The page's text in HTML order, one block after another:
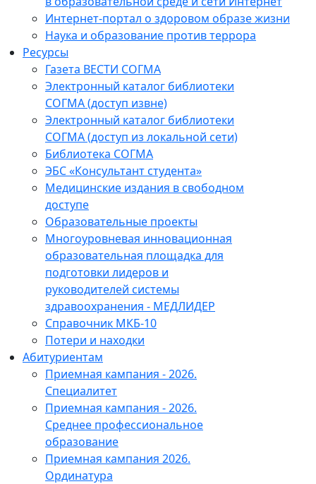
Интернет-портал о здоровом образе жизни
Наука и образование против террора
Ресурсы
Газета ВЕСТИ СОГМА
Электронный каталог библиотеки
СОГМА (доступ извне)
Электронный каталог библиотеки
СОГМА (доступ из локальной сети)
Библиотека СОГМА
ЭБС «Консультант студента»
Медицинские издания в свободном
доступе
Образовательные проекты
Многоуровневая инновационная
образовательная площадка для
подготовки лидеров и
руководителей системы
здравоохранения - МЕДЛИДЕР
Справочник МКБ-10
Потери и находки
Абитуриентам
Приемная кампания - 2026.
Специалитет
Приемная кампания - 2026.
Среднее профессиональное
образование
Приемная кампания 2026.
Ординатура